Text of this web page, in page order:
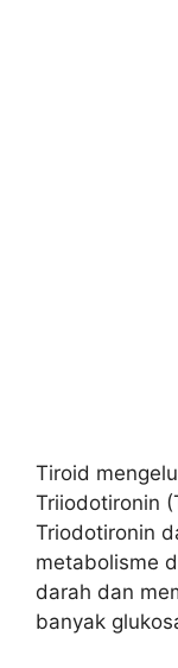
Tiroid
Triiodotironin
Triodotironin
metabolisme
darah dan
banyak